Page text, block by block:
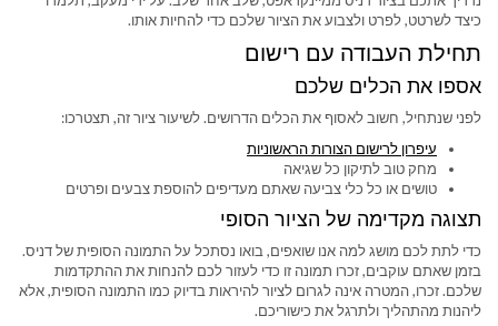
כיצד לשרטט, לפרט ולצבוע את הציור שלכם כדי להחיות אותו.
תחילת העבודה עם רישום
אספו את הכלים שלכם
לפני שנתחיל, חשוב לאסוף את הכלים הדרושים. לשיעור ציור זה, תצטרכו:
עיפרון לרישום הצורות הראשוניות
מחק טוב לתיקון כל שגיאה
טושים או כל כלי צביעה שאתם מעדיפים להוספת צבעים ופרטים
תצוגה מקדימה של הציור הסופי
כדי לתת לכם מושג למה אנו שואפים, בואו נסתכל על התמונה הסופית של דניס.
בזמן שאתם עוקבים, זכרו תמונה זו כדי לעזור לכם להנחות את ההתקדמות
שלכם. זכרו, המטרה אינה לגרום לציור להיראות בדיוק כמו התמונה הסופית, אלא
ליהנות מהתהליך ולתרגל את כישוריכם.